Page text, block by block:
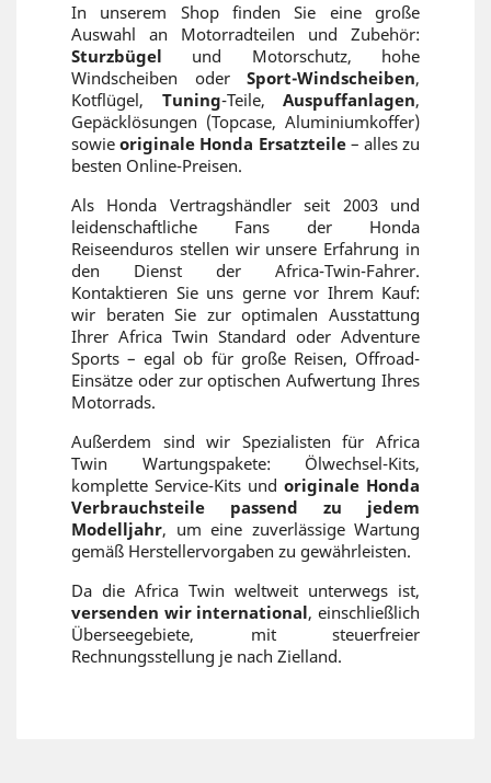
In unserem Shop finden Sie eine große
Auswahl an Motorradteilen und Zubehör:
Sturzbügel und Motorschutz, hohe
Windscheiben oder Sport-Windscheiben,
Kotflügel, Tuning-Teile, Auspuffanlagen,
Gepäcklösungen (Topcase, Aluminiumkoffer)
sowieoriginale Honda Ersatzteile– alles zu
besten Online-Preisen.
Als Honda Vertragshändler seit 2003 und
leidenschaftliche Fans der Honda
Reiseenduros stellen wir unsere Erfahrung in
den Dienst der Africa-Twin-Fahrer.
Kontaktieren Sie uns gerne vor Ihrem Kauf:
wir beraten Sie zur optimalen Ausstattung
Ihrer Africa Twin Standard oder Adventure
Sports – egal ob für große Reisen, Offroad-
Einsätze oder zur optischen Aufwertung Ihres
Motorrads.
Außerdem sind wir Spezialisten für Africa
Twin Wartungspakete: Ölwechsel-Kits,
komplette Service-Kits und originale Honda
Verbrauchsteile passend zu jedem
Modelljahr, um eine zuverlässige Wartung
gemäß Herstellervorgaben zu gewährleisten.
Da die Africa Twin weltweit unterwegs ist,
versenden wir international, einschließlich
Überseegebiete, mit steuerfreier
Rechnungsstellung je nach Zielland.